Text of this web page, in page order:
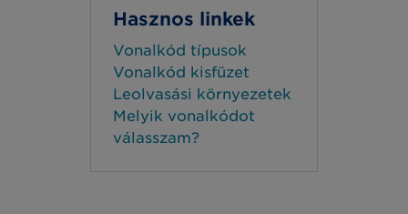
Hasznos linkek
Vonalkód típusok
Vonalkód kisfüzet
Leolvasási környezetek
Melyik vonalkódot
válasszam?